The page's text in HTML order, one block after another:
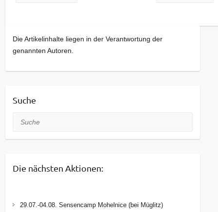
Die Artikelinhalte liegen in der Verantwortung der
genannten Autoren.
Suche
Suche
Die nächsten Aktionen:
29.07.-04.08. Sensencamp Mohelnice (bei Müglitz)